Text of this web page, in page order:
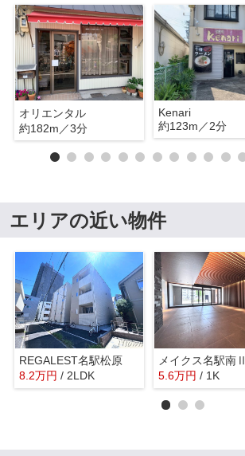
オリエンタル
約182m／3分
Kenari
約123m／2分
エリアの近い物件
REGALEST名駅松原
8.2万円 / 2LDK
メイクス名駅南Ⅱ
5.6万円 / 1K